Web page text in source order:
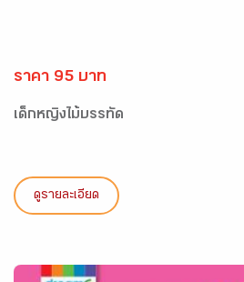
ราคา 95 บาท
เด็กหญิงไม้บรรทัด
ดูรายละเอียด